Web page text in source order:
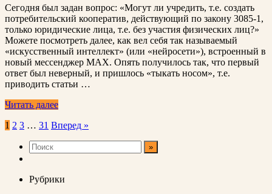
Сегодня был задан вопрос: «Могут ли учредить, т.е. создать
потребительский кооператив, действующий по закону 3085-1,
только юридические лица, т.е. без участия физических лиц?»
Можете посмотреть далее, как вел себя так называемый
«искусственный интеллект» (или «нейросети»), встроенный в
новый мессенджер MAX. Опять получилось так, что первый
ответ был неверный, и пришлось «тыкать носом», т.е.
приводить статьи …
Читать далее
Пагинация
записей
1 2 3 … 31 Вперед »
Рубрики